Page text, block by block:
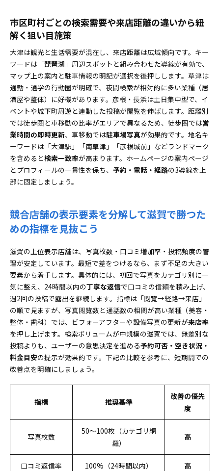
AIで口コミ返信を自動化して対応スピードと品質
をダブルで向上！
サイテーションとNAP情報の徹底整備で滋賀のローカ
ル評価を底上げする
優先媒体の選定と重複・誤記の速攻修正で評価に
差をつける
料金相場＆費用シミュレーションで納得のMEO投資を
叶える
業種ごとの費用対効果や回収期間を完全比較！ス
タート前の指標チェック
自社運用 or 外部委託？運用方法のおすすめ選び方
よくある質問で滋賀のMEO運用の“つまずき”をまるご
と解消！
写真が検索上位へ効く業種とベストな撮影頻度は
コレ！
市区町村ごとの検索需要や来店距離の違いから紐
解く狙い目施策
大津は観光と生活需要が混在し、来店距離は広域傾向です。キー
ワードは「琵琶湖」周辺スポットと組み合わせた導線が有効で、
マップ上の案内と駐車情報の明記が選択を後押しします。草津は
通勤・通学の行動圏が明確で、夜間検索が相対的に多い業種（居
酒屋や整体）に好機があります。彦根・長浜は土日集中型で、イ
ベントや城下町周遊と連動した投稿が閲覧を伸ばします。距離別
では徒歩圏と車移動の比率がエリアで異なるため、徒歩圏では営
業時間の即時更新、車移動では駐車場写真が効果的です。地名キ
ーワードは「大津駅」「南草津」「彦根城前」などランドマーク
を含めると検索一致率が高まります。ホームページの案内ページ
とプロフィールの一貫性を保ち、 予約・電話・経路の3導線を上
部に固定しましょう。
競合店舗の表示要素を分解して滋賀で勝つた
めの指標を見抜こう
滋賀の上位表示店舗は、写真枚数・口コミ増加率・投稿頻度の管
理が安定しています。最短で差をつけるなら、まず不足の大きい
要素から着手します。具体的には、初回で写真をカテゴリ別に一
気に整え、24時間以内の丁寧な返信で口コミの信頼を積み上げ、
週2回の投稿で露出を継続します。指標は「閲覧→経路→来店」
の順で見ますが、写真閲覧数と通話数の相関が高い業種（美容・
整体・歯科）では、ビフォーアフターや設備写真の更新が来店率
を押し上げます。検索ボリュームが中規模の滋賀では、無差別な
投稿よりも、ユーザーの意思決定を進める予約可否・空き状況・
料金目安の提示が効果的です。下記の比較を参考に、短期間での
改善点を明確にしましょう。
指標 推奨基準
改善の優先
度
写真枚数
50〜100枚（カテゴリ網
羅）
高
口コミ返信率 100%（24時間以内） 高